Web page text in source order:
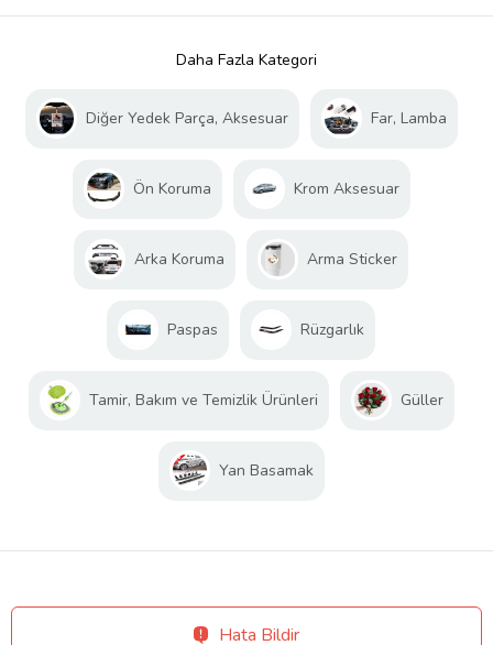
Daha Fazla Kategori
Diğer Yedek Parça, Aksesuar Far, Lamba
Ön Koruma Krom Aksesuar
Arka Koruma Arma Sticker
Paspas Rüzgarlık
Tamir, Bakım ve Temizlik Ürünleri Güller
Yan Basamak
Hata Bildir